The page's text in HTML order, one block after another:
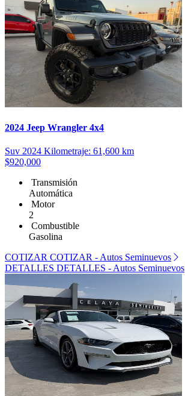
2024 Jeep Wrangler 4x4
Suv 2024 Kilometraje: 61,600 km
$920,000
Transmisión
Automática
Motor
2
Combustible
Gasolina
COTIZAR COTIZAR - Autos Seminuevos
DETALLES DETALLES - Autos Seminuevos